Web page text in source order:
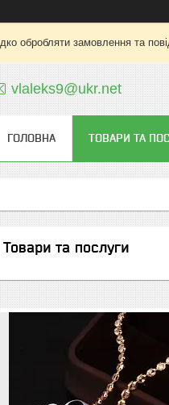
обробляти замовлення та
vlaleks9@ukr.net
ГОЛОВНА ТОВАРИ ТА
Товари та послуги